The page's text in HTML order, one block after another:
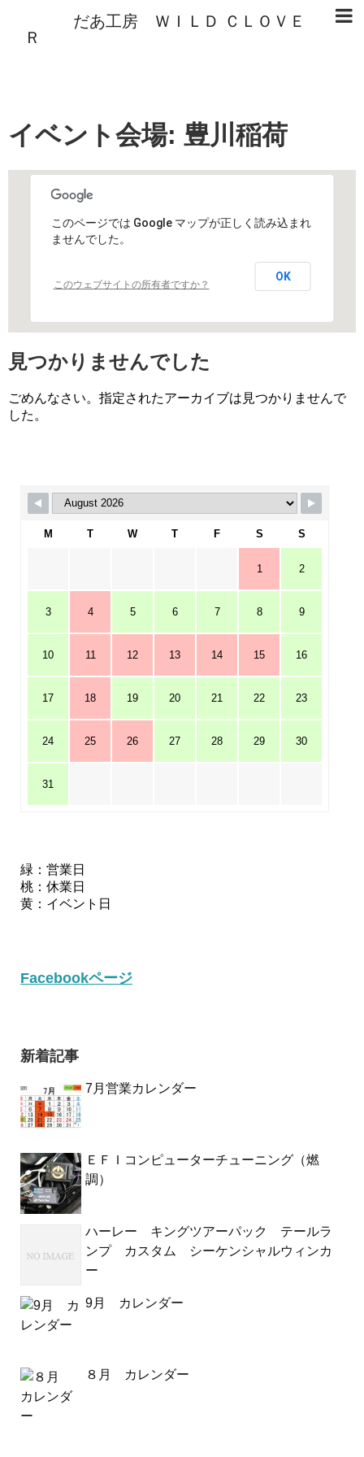
だあ工房 ＷＩＬＤ ＣＬＯＶＥ
Ｒ
イベント会場: 豊川稲荷
このページでは Google マップが正しく読み込まれ
ませんでした。
このウェブサイトの所有者ですか？
OK
見つかりませんでした
ごめんなさい。指定されたアーカイブは見つかりませんで
した。
M T W T F S S
1 2
3 4 5 6 7 8 9
10 11 12 13 14 15 16
17 18 19 20 21 22 23
24 25 26 27 28 29 30
31
緑：営業日
桃：休業日
黄：イベント日
Facebookページ
新着記事
7月営業カレンダー
ＥＦＩコンピューターチューニング（燃
調）
ハーレー キングツアーパック テールラ
ンプ カスタム シーケンシャルウィンカ
ー
9月 カレンダー
８月 カレンダー